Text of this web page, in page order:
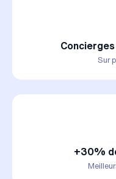
Sur
+30%